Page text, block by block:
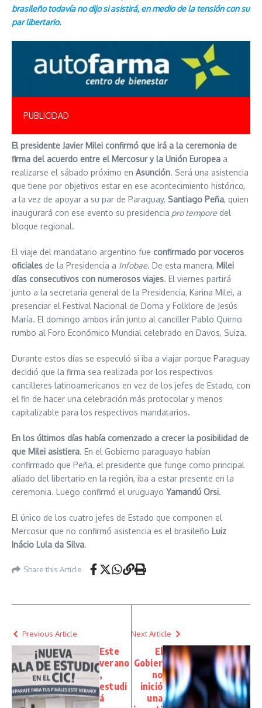
brasileño todavía no dijo si asistirá, en medio de la tensión con su
par libertario.
PUBLICIDAD
El presidente Javier Milei confirmó que irá a la ceremonia de
firma del acuerdo entre el Mercosur y la Unión Europea a
realizarse el sábado próximo en Asunción. Será una asistencia
que tiene por objetivos estar en ese acontecimiento histórico,
a la vez de apoyar a su par de Paraguay, Santiago Peña, quien
inaugurará con ese evento su presidencia pro tempore del
bloque regional.
El viaje del mandatario argentino fue confirmado por voceros
oficiales de la Presidencia a Infobae. De esta manera, Milei
días consecutivos con numerosos viajes. El viernes partirá
junto a la secretaria general de la Presidencia, Karina Milei, a
presenciar el Festival Nacional de Doma y Folklore de Jesús
María. El domingo ambos irán junto al canciller Pablo Quirno
rumbo al Foro Económico Mundial celebrado en Davos, Suiza.
Durante estos días se especuló si iba a viajar porque Paraguay
decidió que la firma sea realizada por los respectivos
cancilleres latinoamericanos en vez de los jefes de Estado, con
el fin de hacer una celebración más protocolar y menos
capitalizable para los respectivos mandatarios.
En los últimos días había comenzado a crecer la posibilidad de
que Milei asistiera. En el Gobierno paraguayo habían
confirmado que Peña, el presidente que funge como principal
aliado del libertario en la región, iba a estar presente en la
ceremonia. Luego confirmó el uruguayo Yamandú Orsi.
El único de los cuatro jefes de Estado que componen el
Mercosur que no confirmó asistencia es el brasileño Luiz
Inácio Lula da Silva.
Share this Article
Previous Article
Este
verano
,
estudi
á
Next Article
El
Gobier
no
inició
una